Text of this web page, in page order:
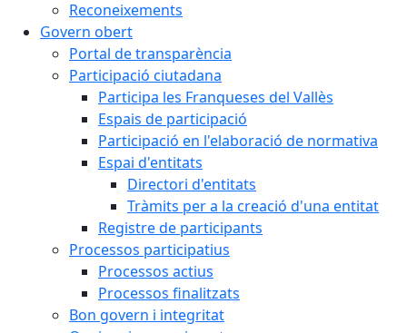
Reconeixements
Govern obert
Portal de transparència
Participació ciutadana
Participa les Franqueses del Vallès
Espais de participació
Participació en l'elaboració de normativa
Espai d'entitats
Directori d'entitats
Tràmits per a la creació d'una entitat
Registre de participants
Processos participatius
Processos actius
Processos finalitzats
Bon govern i integritat